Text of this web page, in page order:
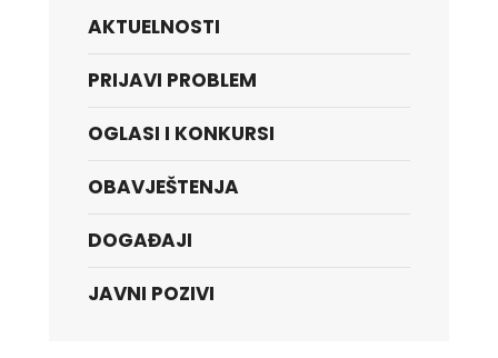
AKTUELNOSTI
PRIJAVI PROBLEM
OGLASI I KONKURSI
OBAVJEŠTENJA
DOGAĐAJI
JAVNI POZIVI